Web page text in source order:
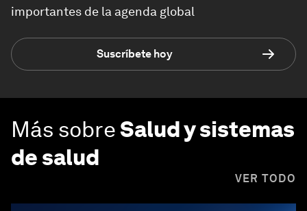
importantes de la agenda global
Suscríbete hoy
Más sobreSalud y sistemas
de salud
VER TODO